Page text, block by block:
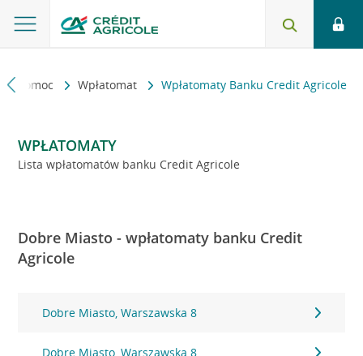
i pomoc Wpłatomat Wpłatomaty Banku Credit Agricole
WPŁATOMATY
Lista wpłatomatów banku Credit Agricole
Dobre Miasto - wpłatomaty banku Credit
Agricole
Dobre Miasto, Warszawska 8
Dobre Miasto, Warszawska 8